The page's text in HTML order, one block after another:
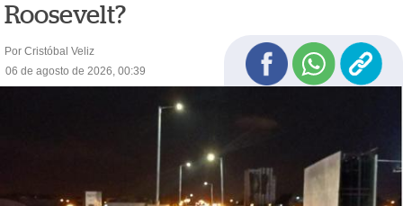
Roosevelt?
Por Cristóbal Veliz
06 de agosto de 2026, 00:39